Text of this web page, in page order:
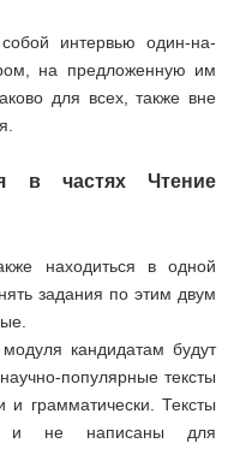
интервью один-на-
на предложенную им
для всех, также вне
в частях Чтение
находиться в одной
задания по этим двум
кандидатам будут
популярные тексты
и грамматически. Тексты
и не написаны для